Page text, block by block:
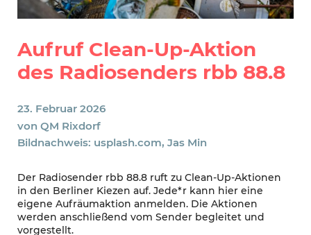
Aufruf Clean-Up-Aktion
des Radiosenders rbb 88.8
23. Februar 2026
von QM Rixdorf
Bildnachweis: usplash.com, Jas Min
Der Radiosender rbb 88.8 ruft zu Clean-Up-Aktionen
in den Berliner Kiezen auf. Jede*r kann hier eine
eigene Aufräumaktion anmelden. Die Aktionen
werden anschließend vom Sender begleitet und
vorgestellt.